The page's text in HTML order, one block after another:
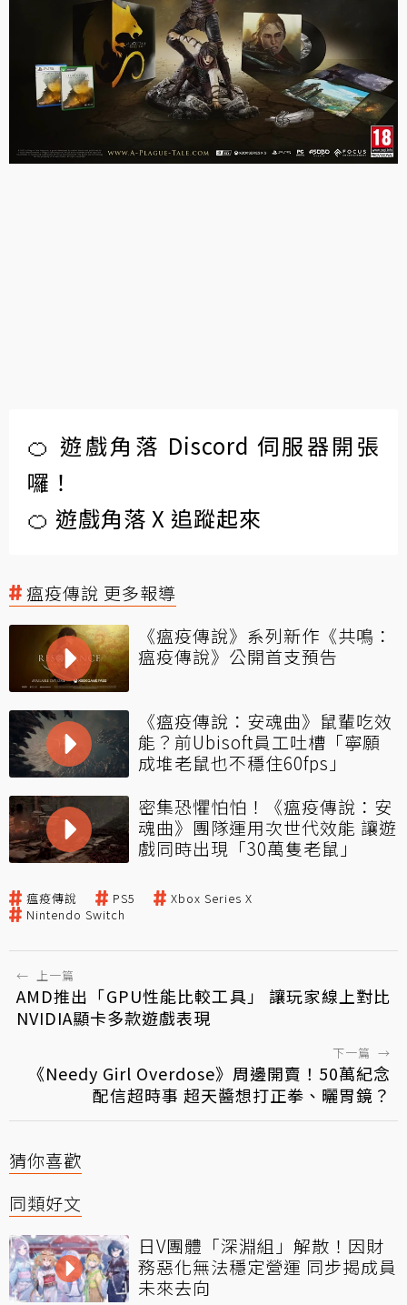
🍊 遊戲角落 Discord 伺服器開張
囉！
🍊 遊戲角落 X 追蹤起來
瘟疫傳說 更多報導
《瘟疫傳說》系列新作《共鳴：
瘟疫傳說》公開首支預告
《瘟疫傳說：安魂曲》鼠輩吃效
能？前Ubisoft員工吐槽「寧願
成堆老鼠也不穩住60fps」
密集恐懼怕怕！《瘟疫傳說：安
魂曲》團隊運用次世代效能 讓遊
戲同時出現「30萬隻老鼠」
瘟疫傳說 PS5
Xbox Series X
Nintendo Switch
← 上一篇
AMD推出「GPU性能比較工具」 讓玩家線上對比
NVIDIA顯卡多款遊戲表現
下一篇 →
《Needy Girl Overdose》周邊開賣！50萬紀念
配信超時事 超天醬想打正拳、曬胃鏡？
猜你喜歡
同類好文
日V團體「深淵組」解散！因財
務惡化無法穩定營運 同步揭成員
未來去向